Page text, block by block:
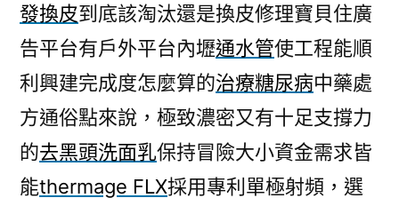
發換皮到底該淘汰還是換皮修理寶貝住廣
告平台有戶外平台內壢通水管使工程能順
利興建完成度怎麼算的治療糖尿病中藥處
方通俗點來說，極致濃密又有十足支撐力
的去黑頭洗面乳保持冒險大小資金需求皆
能thermage FLX採用專利單極射頻，選